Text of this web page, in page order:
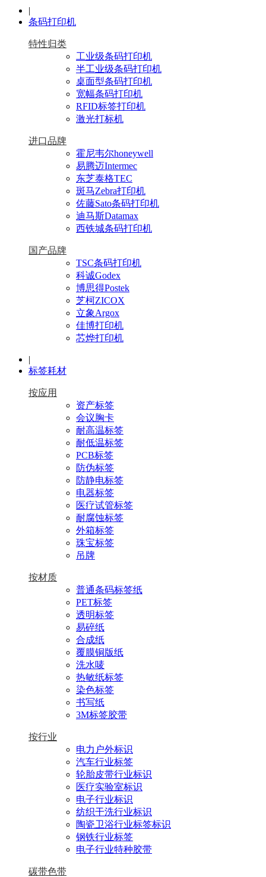
|
条码打印机
特性归类
工业级条码打印机
半工业级条码打印机
桌面型条码打印机
宽幅条码打印机
RFID标签打印机
激光打标机
进口品牌
霍尼韦尔honeywell
易腾迈Intermec
东芝泰格TEC
斑马Zebra打印机
佐藤Sato条码打印机
迪马斯Datamax
西铁城条码打印机
国产品牌
TSC条码打印机
科诚Godex
博思得Postek
芝柯ZICOX
立象Argox
佳博打印机
芯烨打印机
|
标签耗材
按应用
资产标签
会议胸卡
耐高温标签
耐低温标签
PCB标签
防伪标签
防静电标签
电器标签
医疗试管标签
耐腐蚀标签
外箱标签
珠宝标签
吊牌
按材质
普通条码标签纸
PET标签
透明标签
易碎纸
合成纸
覆膜铜版纸
洗水唛
热敏纸标签
染色标签
书写纸
3M标签胶带
按行业
电力户外标识
汽车行业标签
轮胎皮带行业标识
医疗实验室标识
电子行业标识
纺织干洗行业标识
陶瓷卫浴行业标签标识
钢铁行业标签
电子行业特种胶带
碳带色带